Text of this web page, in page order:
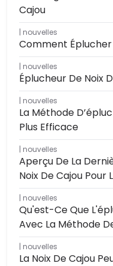
Cajou
nouvelles
Comment Éplucher
nouvelles
Éplucheur De Noix
nouvelles
La Méthode
Plus Efficace
nouvelles
Aperçu De La
Noix De Cajou Pour
nouvelles
Qu'est-Ce Que
Avec La Méthode
nouvelles
La Noix De Cajou